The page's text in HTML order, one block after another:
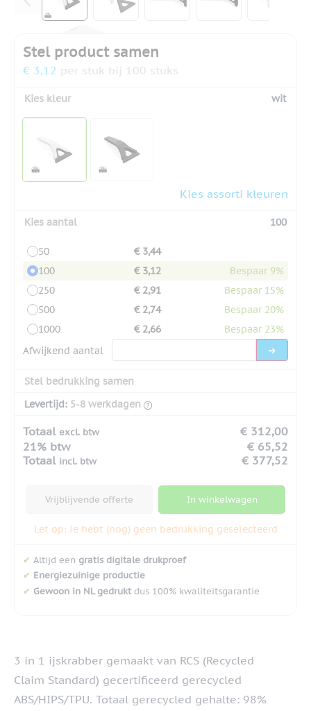
Stel product samen
€ 3,12 per stuk bij 100 stuks
Kies kleur wit
Kies assorti kleuren
Kies aantal 100
50
€ 3,44
100
€ 3,12
Bespaar 9%
250
€ 2,91
Bespaar 15%
500
€ 2,74
Bespaar 20%
1000
€ 2,66
Bespaar 23%
Afwijkend aantal
Stel bedrukking samen
Levertijd: 5-8 werkdagen
Totaal excl. btw
€ 312,00
21% btw
€ 65,52
Totaal incl. btw € 377,52
Vrijblijvende offerte In winkelwagen
Let op: Je hebt (nog) geen bedrukking geselecteerd
✔ Altijd een gratis digitale drukproef
✔ Energiezuinige productie
✔ Gewoon in NL gedruktdus 100% kwaliteitsgarantie
3 in 1 ijskrabber gemaakt van RCS (Recycled
Claim Standard) gecertificeerd gerecycled
ABS/HIPS/TPU. Totaal gerecycled gehalte: 98%